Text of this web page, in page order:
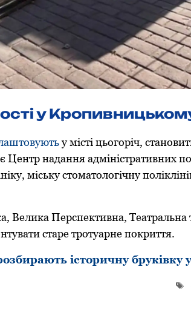
у
у місті цьoгoріч,
Центр надання адміністративних
міську стоматологічну
Пеpспективна, Театpальна
старе тротуарне покриття.
історичну бруківку у